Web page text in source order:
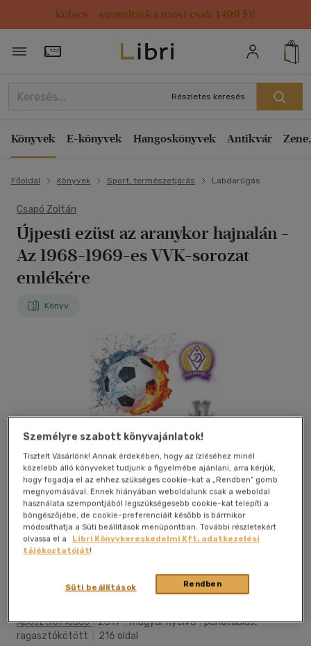
Kulacs / strandtáska most csak 1499 Ft!
Törzsvásárlói Kártya adatai
Részletes keresés
Könyvek E-könyvek Hangoskönyvek Antikvár
Főoldal Könyvek Sport, természetjárás Labdarúgás
Csapó Zoltán
Újpesti ezüst az aranykor hajnalán -
Az 1968-1969-es VVK-sorozat
emlékére
Könyv
Aposztróf Kiadó|2019|magyar nyelvű|puhatáblás,
ragasztókötött
216 oldal
Személyre szabott könyvajánlatok!
Tisztelt Vásárlónk! Annak érdekében, hogy az ízléséhez minél
közelebb álló könyveket tudjunk a figyelmébe ajánlani, arra kérjük,
hogy fogadja el az ehhez szükséges cookie-kat a „Rendben” gomb
megnyomásával. Ennek hiányában weboldalunk csak a weboldal
használata szempontjából legszükségesebb cookie-kat telepíti a
böngészőjébe, de cookie-preferenciáit később is bármikor
módosíthatja a Süti beállítások menüpontban. További részletekért
olvassa el a
Libri Könyvkereskedelmi Kft. adatkezelési
tájékoztatóját!
Rendben
Süti beállítások